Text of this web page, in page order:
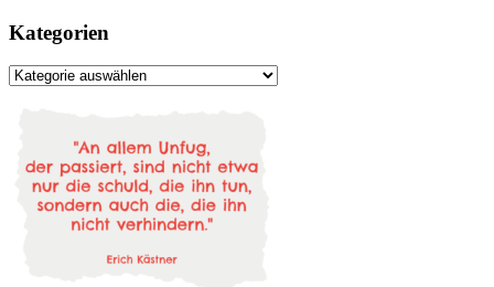
Kategorien
Kategorien